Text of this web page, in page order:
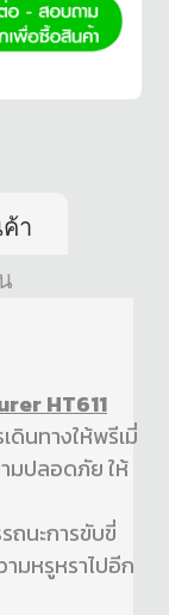
า
HT611
ดินทางให้พรีเมี่
มปลอดภัย ให้
นะการขับขี่
มหรูหราไปอีก